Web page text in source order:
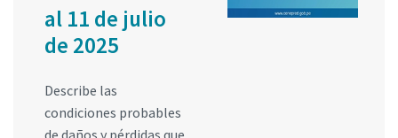
al 11 de julio
de 2025
Describe las
condiciones probables